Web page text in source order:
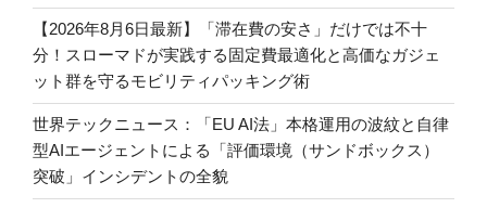
【2026年8月6日最新】「滞在費の安さ」だけでは不十
分！スローマドが実践する固定費最適化と高価なガジェ
ット群を守るモビリティパッキング術
世界テックニュース：「EU AI法」本格運用の波紋と自律
型AIエージェントによる「評価環境（サンドボックス）
突破」インシデントの全貌